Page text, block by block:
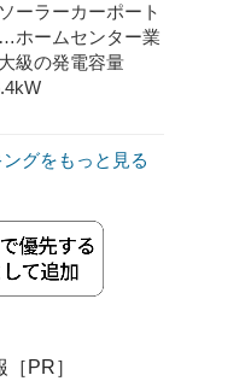
ーラーカーポート
ホームセンター業
級の発電容量
グをもっと見る
PR］